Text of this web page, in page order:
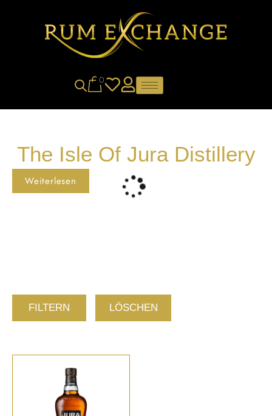
0
The Isle Of Jura Distillery
Weiterlesen
FILTERN LÖSCHEN